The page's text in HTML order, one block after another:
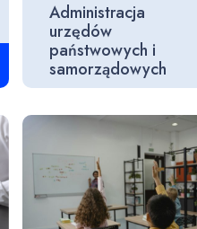
Administracja
urzędów
państwowych i
samorządowych